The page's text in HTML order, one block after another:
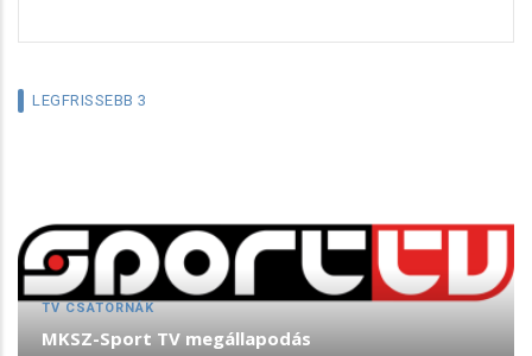
LEGFRISSEBB 3
TV CSATORNÁK
MKSZ-Sport TV megállapodás